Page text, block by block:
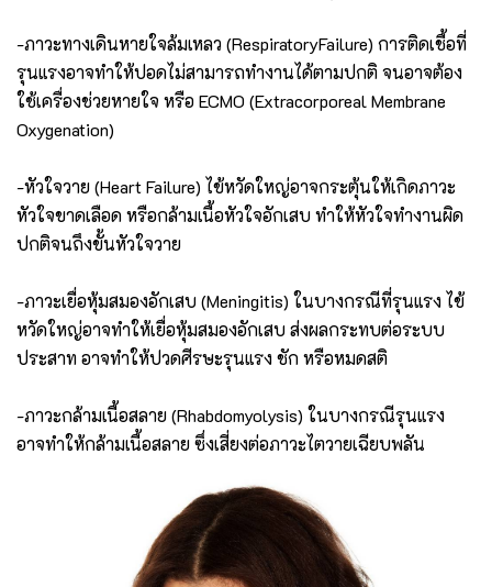
-ภาวะทางเดินหายใจล้มเหลว (RespiratoryFailure) การติดเชื้อที่
รุนแรงอาจทำให้ปอดไม่สามารถทำงานได้ตามปกติ จนอาจต้อง
ใช้เครื่องช่วยหายใจ หรือ ECMO (Extracorporeal Membrane
Oxygenation)
-หัวใจวาย (Heart Failure) ไข้หวัดใหญ่อาจกระตุ้นให้เกิดภาวะ
หัวใจขาดเลือด หรือกล้ามเนื้อหัวใจอักเสบ ทำให้หัวใจทำงานผิด
ปกติจนถึงขั้นหัวใจวาย
-ภาวะเยื่อหุ้มสมองอักเสบ (Meningitis) ในบางกรณีที่รุนแรง ไข้
หวัดใหญ่อาจทำให้เยื่อหุ้มสมองอักเสบ ส่งผลกระทบต่อระบบ
ประสาท อาจทำให้ปวดศีรษะรุนแรง ชัก หรือหมดสติ
-ภาวะกล้ามเนื้อสลาย (Rhabdomyolysis) ในบางกรณีรุนแรง
อาจทำให้กล้ามเนื้อสลาย ซึ่งเสี่ยงต่อภาวะไตวายเฉียบพลัน